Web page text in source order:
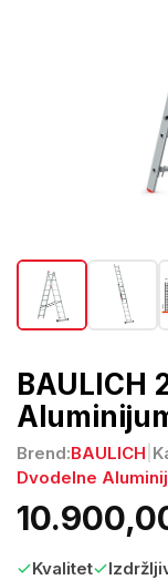
BAULICH
Brend:BAULICH
Dvodelne
Kvalitet